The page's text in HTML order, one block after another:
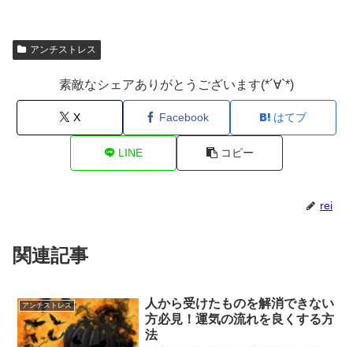
アンチストレス
素敵なシェアありがとうございます(*´∀`*)
X Facebook はてブ
LINE コピー
rei
関連記事
アンチストレス
人から受けたものを解消できない
方必見！運気の流れを良くする方
法